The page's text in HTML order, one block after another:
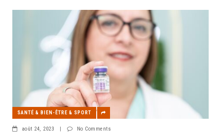
SANTÉ & BIEN-ÊTRE & SPORT
août 24, 2023 No Comments